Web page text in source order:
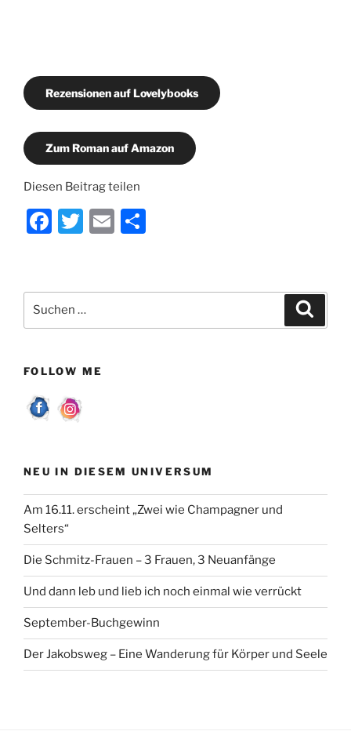
Rezensionen auf Lovelybooks
Zum Roman auf Amazon
Diesen Beitrag teilen
F
e
b
o
k
T
er
E
l
n
nach:
FOLLOW ME
NEU IN DIESEM UNIVERSUM
Am 16.11. erscheint „Zwei wie Champagner und
Selters“
Die Schmitz-Frauen – 3 Frauen, 3 Neuanfänge
Und dann leb und lieb ich noch einmal wie verrückt
September-Buchgewinn
Der Jakobsweg – Eine Wanderung für Körper und Seele